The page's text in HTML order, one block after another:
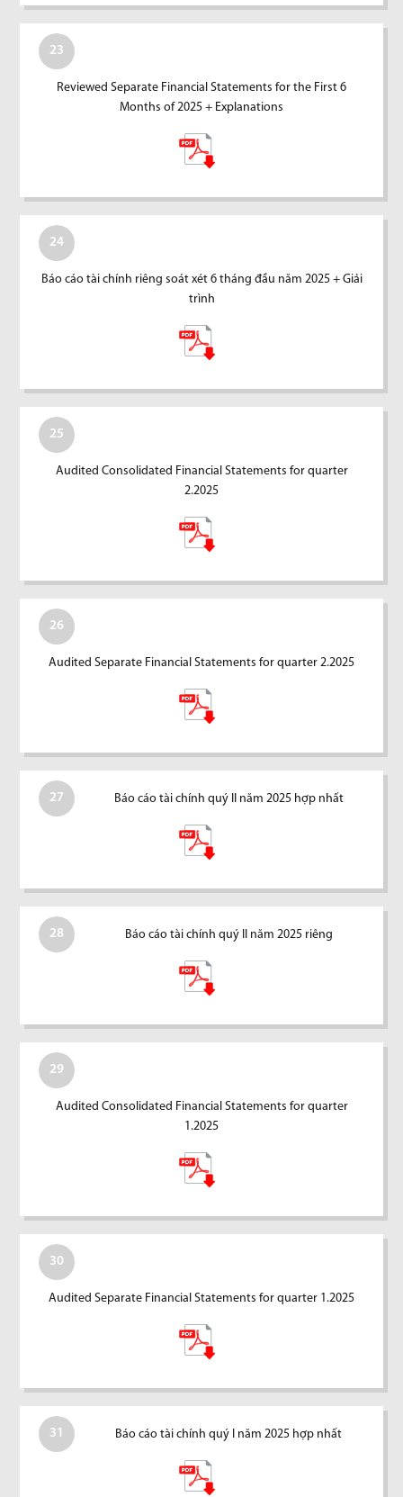
23
Reviewed Separate Financial Statements for the First 6
Months of 2025 + Explanations
24
Báo cáo tài chính riêng soát xét 6 tháng đầu năm 2025 + Giải
trình
25
Audited Consolidated Financial Statements for quarter
2.2025
26
Audited Separate Financial Statements for quarter 2.2025
27 Báo cáo tài chính quý II năm 2025 hợp nhất
28 Báo cáo tài chính quý II năm 2025 riêng
29
Audited Consolidated Financial Statements for quarter
1.2025
30
Audited Separate Financial Statements for quarter 1.2025
31 Báo cáo tài chính quý I năm 2025 hợp nhất